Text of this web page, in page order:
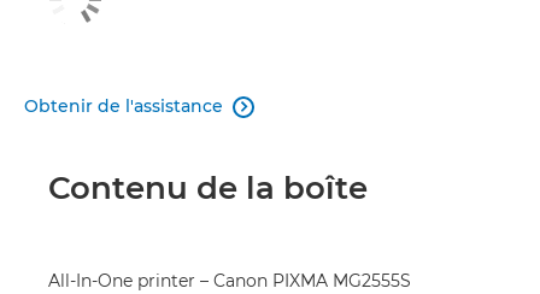
Obtenir de l'assistance 
Contenu de la boîte
All-In-One printer – Canon PIXMA MG2555S